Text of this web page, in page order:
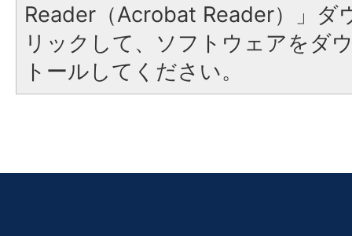
Reader（Acrobat Reader）」ダ
リックして、ソフトウェアをダ
トールしてください。